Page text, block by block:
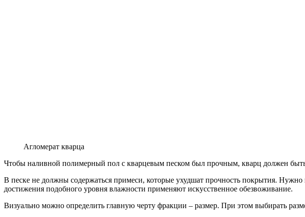
Агломерат кварца
Чтобы наливной полимерный пол с кварцевым песком был прочным, кварц должен быть
В песке не должны содержаться примеси, которые ухудшат прочность покрытия.
достижения подобного уровня влажности применяют искусственное обезвоживание.
Визуально можно определить главную черту фракции – размер. При этом выбирать